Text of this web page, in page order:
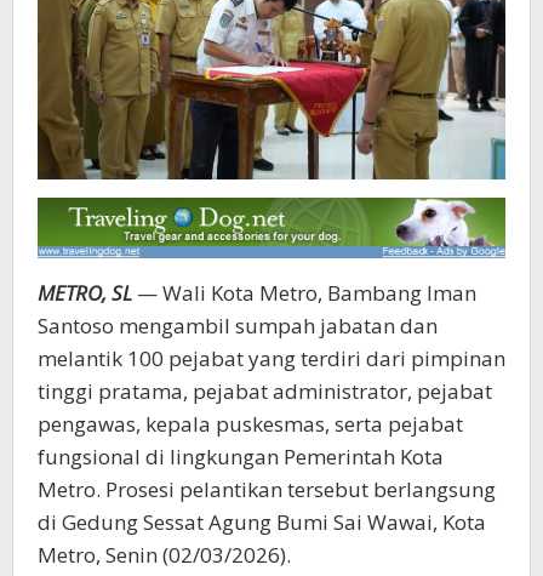
METRO, SL — Wali Kota Metro, Bambang Iman
Santoso mengambil sumpah jabatan dan
melantik 100 pejabat yang terdiri dari pimpinan
tinggi pratama, pejabat administrator, pejabat
pengawas, kepala puskesmas, serta pejabat
fungsional di lingkungan Pemerintah Kota
Metro. Prosesi pelantikan tersebut berlangsung
di Gedung Sessat Agung Bumi Sai Wawai, Kota
Metro, Senin (02/03/2026).